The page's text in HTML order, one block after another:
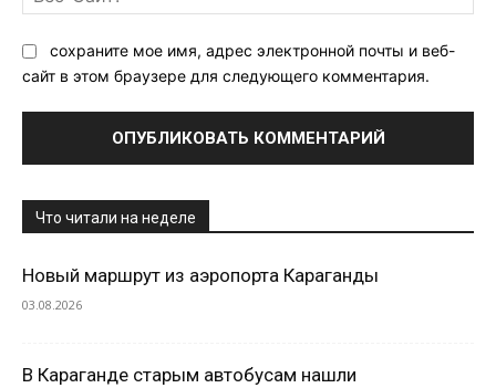
сохраните мое имя, адрес электронной почты и веб-
сайт в этом браузере для следующего комментария.
Что читали на неделе
Новый маршрут из аэропорта Караганды
03.08.2026
В Караганде старым автобусам нашли